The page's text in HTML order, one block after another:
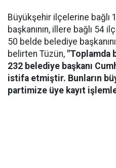
Büyükşehir ilçelerine bağlı
başkanının, illere bağlı 54
50 belde belediye
belirten Tüzün, "Toplamda
232 belediye başkanı
istifa etmiştir. Bunların
partimize üye kayıt